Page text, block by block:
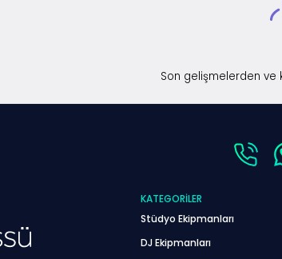
Son gelişmelerden ve
KATEGORILER
Stüdyo Ekipmanları
DJ Ekipmanları